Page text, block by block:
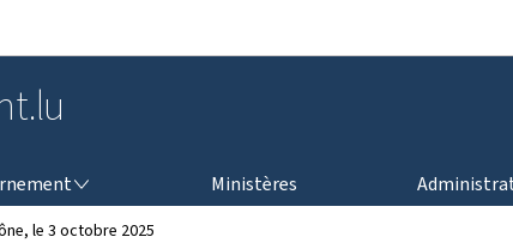
Ministères
le 3 octobre 2025